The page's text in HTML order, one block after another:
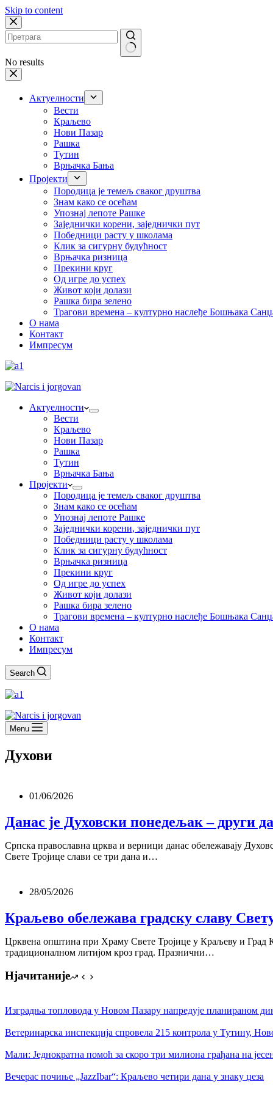
Skip to content
No results
Актуелности
Вести
Краљево
Нови Пазар
Рашка
Тутин
Врњачка Бања
Пројекти
Породица је темељ сваког друштва
Знам како се осећам
Упознај лепоте Рашке
Заједнички корени, заједнички пут
Победници расту у школама
Клик за сигурну будућност
Врњачка ризница
Прекини круг
Од игре до успех
Живот који долази
Рашка бира зелено
Трагови времена – културно наслеђе Бошњака
О нама
Контакт
Импресум
Актуелности
Вести
Краљево
Нови Пазар
Рашка
Тутин
Врњачка Бања
Пројекти
Породица је темељ сваког друштва
Знам како се осећам
Упознај лепоте Рашке
Заједнички корени, заједнички пут
Победници расту у школама
Клик за сигурну будућност
Врњачка ризница
Прекини круг
Од игре до успех
Живот који долази
Рашка бира зелено
Трагови времена – културно наслеђе Бошњака
О нама
Контакт
Импресум
Search
Menu
Духови
01/06/2026
Данас је Духовски понедељак – други
Српска православна црква и верници данас обележавају
Свете Тројице слави се три дана и…
28/05/2026
Краљево обележава градску славу
Црквена општина при Храму Свете Тројице у Краљеву и Град
традиционалном литијом кроз град. Празнични…
Нјачитаније
Изградња топловода у Новом Пазару напредује планираном
Ветеринарска инспекција спровела 215 контрола у Тутину,
Мали: Једнократна помоћ за скоро три милиона грађана на
Вечерас почиње „JazzIbar“: Краљево четири дана у знаку џеза